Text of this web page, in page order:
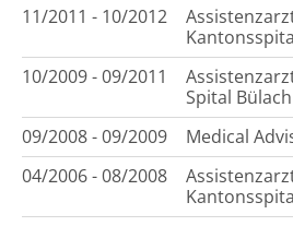
11/2011 - 10/2012
10/2009 - 09/2011
Spital Bülach
09/2008 - 09/2009
Medical
04/2006 - 08/2008